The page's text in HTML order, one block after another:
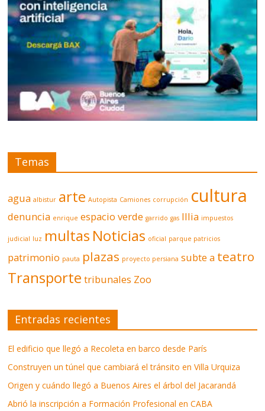
Temas
agua albistur arte Autopista Camiones corrupción cultura
denuncia enrique espacio verde garrido gas Illia impuestos
judicial luz multas Noticias oficial parque patricios
patrimonio pauta plazas proyecto persiana subte a teatro
Transporte tribunales Zoo
Entradas recientes
El edificio que llegó a Recoleta en barco desde París
Construyen un túnel que cambiará el tránsito en Villa Urquiza
Origen y cuándo llegó a Buenos Aires el árbol del Jacarandá
Abrió la inscripción a Formación Profesional en CABA